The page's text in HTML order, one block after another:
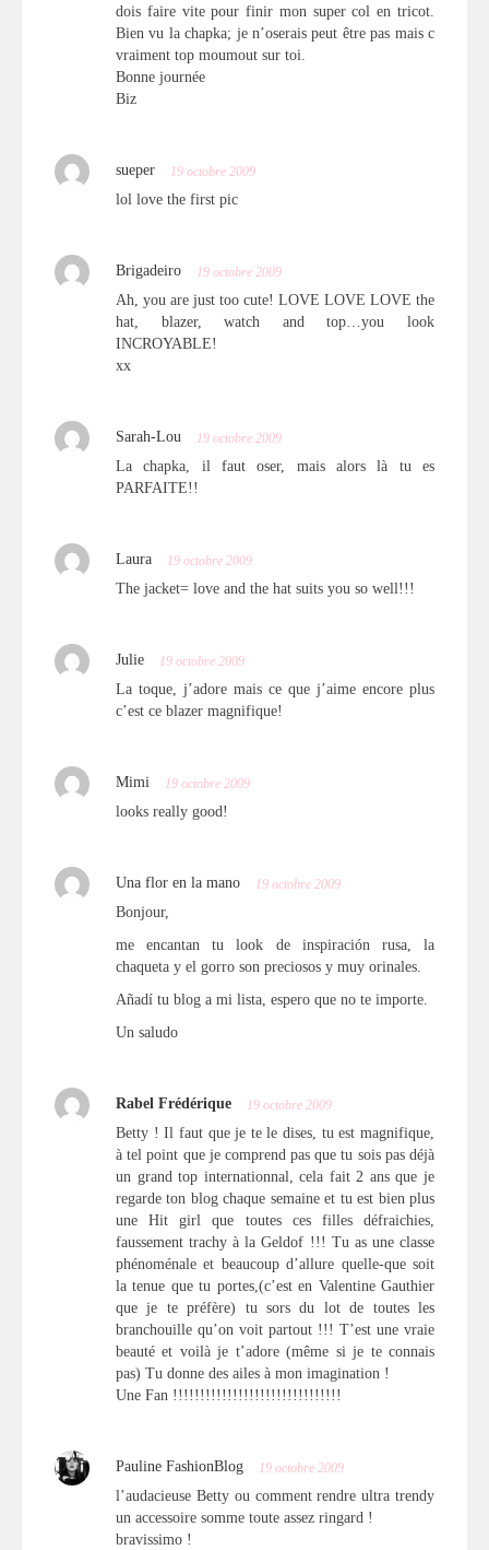
dois faire vite pour finir mon super col en tricot.
Bien vu la chapka; je n’oserais peut être pas mais c
vraiment top moumout sur toi.
Bonne journée
Biz
sueper 19 octobre 2009
lol love the first pic
Brigadeiro 19 octobre 2009
Ah, you are just too cute! LOVE LOVE LOVE the
hat, blazer, watch and top…you look
INCROYABLE!
xx
Sarah-Lou 19 octobre 2009
La chapka, il faut oser, mais alors là tu es
PARFAITE!!
Laura 19 octobre 2009
The jacket= love and the hat suits you so well!!!
Julie 19 octobre 2009
La toque, j’adore mais ce que j’aime encore plus
c’est ce blazer magnifique!
Mimi 19 octobre 2009
looks really good!
Una flor en la mano 19 octobre 2009
Bonjour,
me encantan tu look de inspiración rusa, la
chaqueta y el gorro son preciosos y muy orinales.
Añadí tu blog a mi lista, espero que no te importe.
Un saludo
Rabel Frédérique 19 octobre 2009
Betty ! Il faut que je te le dises, tu est magnifique,
à tel point que je comprend pas que tu sois pas déjà
un grand top internationnal, cela fait 2 ans que je
regarde ton blog chaque semaine et tu est bien plus
une Hit girl que toutes ces filles défraichies,
faussement trachy à la Geldof !!! Tu as une classe
phénoménale et beaucoup d’allure quelle-que soit
la tenue que tu portes,(c’est en Valentine Gauthier
que je te préfère) tu sors du lot de toutes les
branchouille qu’on voit partout !!! T’est une vraie
beauté et voilà je t’adore (même si je te connais
pas) Tu donne des ailes à mon imagination !
Une Fan !!!!!!!!!!!!!!!!!!!!!!!!!!!!!!!
Pauline FashionBlog 19 octobre 2009
l’audacieuse Betty ou comment rendre ultra trendy
un accessoire somme toute assez ringard !
bravissimo !